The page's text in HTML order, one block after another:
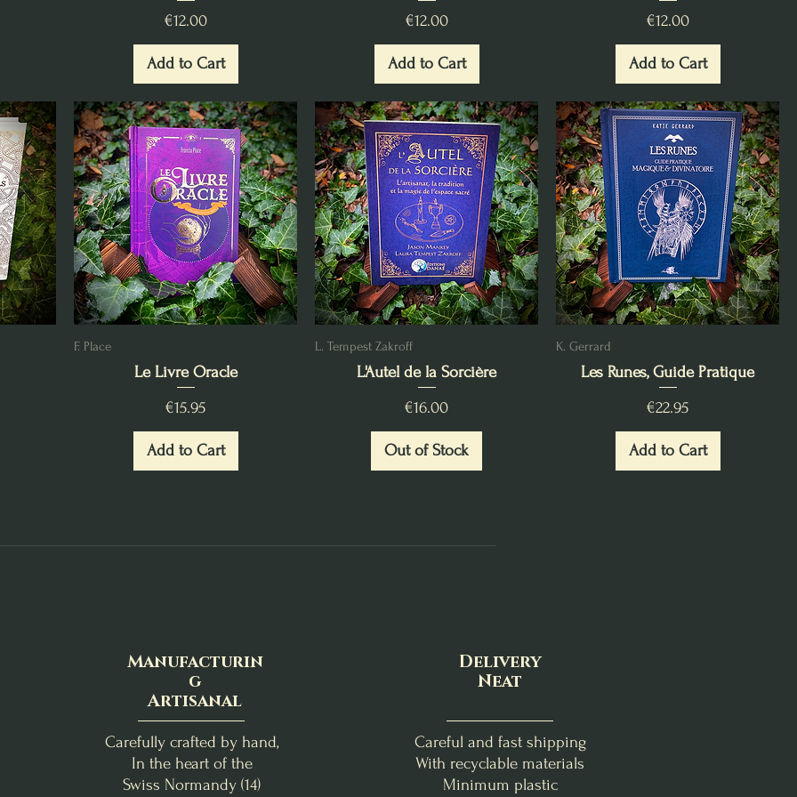
Price
€12.00
Add to Cart
Price
€12.00
Add to Cart
Price
€12.00
Add to Cart
F. Place
Le Livre Oracle
Price
€15.95
Add to Cart
L. Tempest Zakroff
L'Autel de la Sorcière
Price
€16.00
Out of Stock
K. Gerrard
Les Runes, Guide Pratique
Price
€22.95
Add to Cart
Manufacturin
g
Artisanal
Carefully crafted by hand,
In the heart of the
Swiss Normandy (14)
Delivery
Neat
Careful and fast shipping
With recyclable materials
Minimum plastic